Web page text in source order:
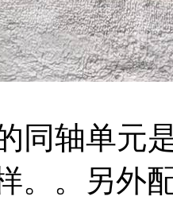
同轴单元
。。另外